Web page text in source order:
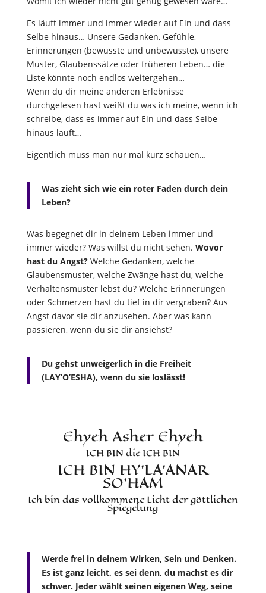
Es läuft immer und immer wieder auf Ein und dass
Selbe hinaus… Unsere Gedanken, Gefühle,
Erinnerungen (bewusste und unbewusste), unsere
Muster, Glaubenssätze oder früheren Leben… die
Liste könnte noch endlos weitergehen…
Wenn du dir meine anderen Erlebnisse
durchgelesen hast weißt du was ich meine, wenn ich
schreibe, dass es immer auf Ein und dass Selbe
hinaus läuft…
Eigentlich muss man nur mal kurz schauen…
Was zieht sich wie ein roter Faden durch dein
Leben?
Was begegnet dir in deinem Leben immer und
immer wieder? Was willst du nicht sehen. Wovor
hast du Angst?Welche Gedanken, welche
Glaubensmuster, welche Zwänge hast du, welche
Verhaltensmuster lebst du? Welche Erinnerungen
oder Schmerzen hast du tief in dir vergraben? Aus
Angst davor sie dir anzusehen. Aber was kann
passieren, wenn du sie dir ansiehst?
Du gehst unweigerlich in die Freiheit
(LAY’O’ESHA), wenn du sie loslässt!
Ehyeh Asher Ehyeh
ICH BIN die ICH BIN
ICH BIN HY’LA’ANAR
SO’HAM
Ich bin das vollkommene Licht der göttlichen
Spiegelung
Werde frei in deinem Wirken, Sein und Denken.
Es ist ganz leicht, es sei denn, du machst es dir
schwer. Jeder wählt seinen eigenen Weg, seine